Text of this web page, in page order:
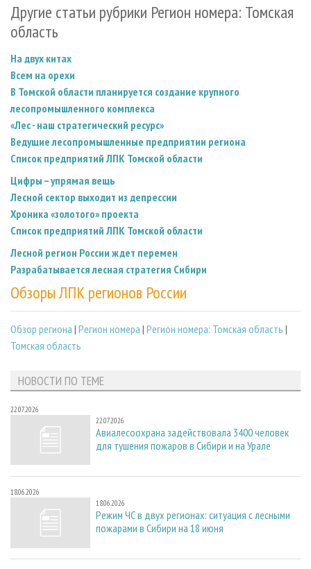
Другие статьи рубрики Регион номера: Томская
область
На двух китах
Всем на орехи
В Томской области планируется создание крупного
лесопромышленного комплекса
«Лес - наш стратегический ресурс»
Ведущие лесопромышленные предприятии региона
Список предприятий ЛПК Томской области
Цифры – упрямая вещь
Лесной сектор выходит из депрессии
Хроника «золотого» проекта
Список предприятий ЛПК Томской области
Лесной регион России ждет перемен
Разрабатывается лесная стратегия Сибири
Обзоры ЛПК регионов России
Обзор региона | Регион номера | Регион номера: Томская область |
Томская область
НОВОСТИ ПО ТЕМЕ
22.07.2026
22.07.2026
Авиалесоохрана задействовала 3400 человек
для тушения пожаров в Сибири и на Урале
18.06.2026
18.06.2026
Режим ЧС в двух регионах: ситуация с лесными
пожарами в Сибири на 18 июня